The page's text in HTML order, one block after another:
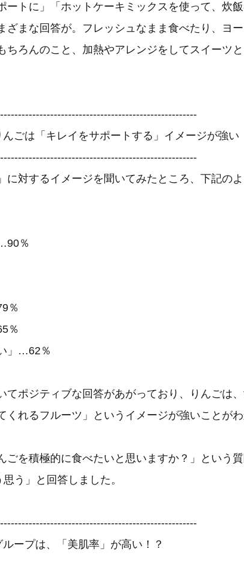
ートに」「ホットケーキミックスを使って、炊
ざまな回答が。フレッシュなまま食べたり、ヨ
ちろんのこと、加熱やアレンジをしてスイーツ
ごは「キレイをサポートする」イメージが強い
に対するイメージを聞いてみたところ、下記の
％
％
％
」…62％
てポジティブな回答があがっており、りんごは
くれるフルーツ」というイメージが強いことがわ
ごを積極的に食べたいと思いますか？」という質
う」と回答しました。
ープは、「美肌率」が高い！？